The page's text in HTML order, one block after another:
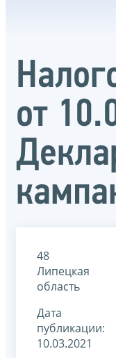
от
48
Липецкая
область
Дата
публикации:
10.03.2021